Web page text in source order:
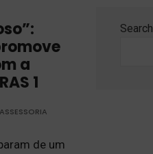
a
1
ASSESSORIA
de um
Search